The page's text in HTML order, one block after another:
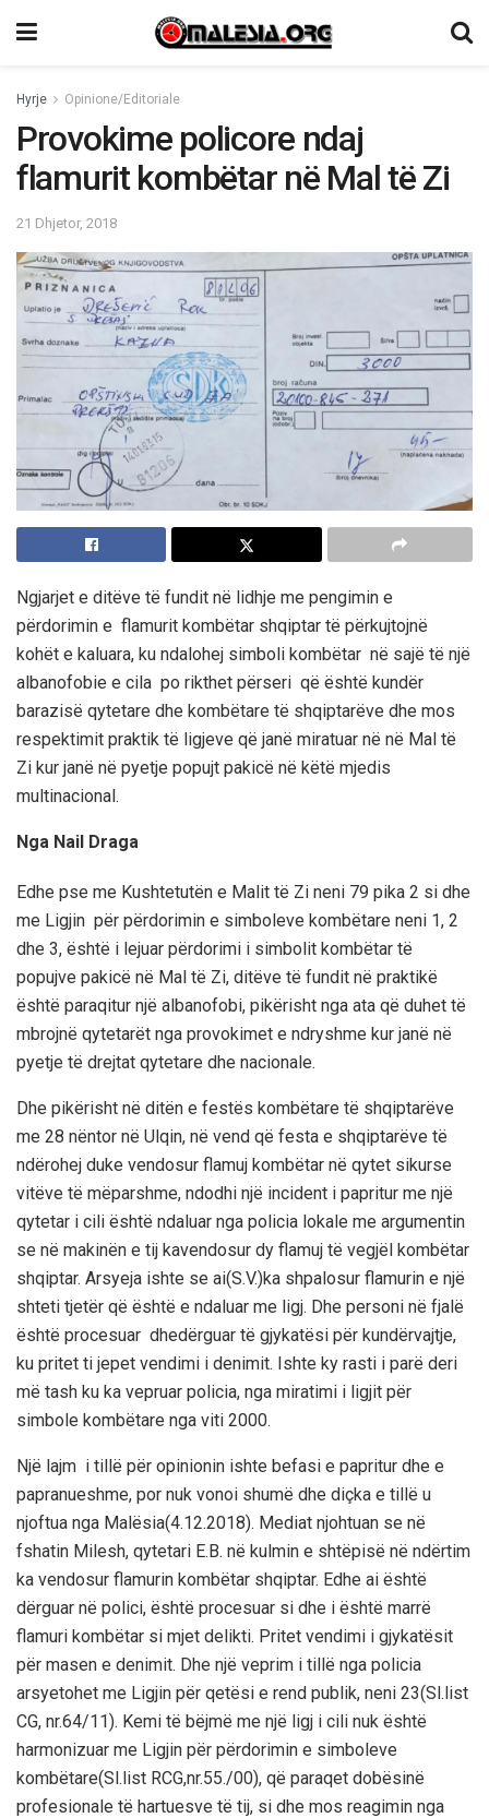
Hyrje Opinione/Editoriale
Provokime policore ndaj
flamurit kombëtar në Mal të Zi
21 Dhjetor, 2018
Ngjarjet e ditëve të fundit në lidhje me pengimin e
përdorimin e flamurit kombëtar shqiptar të përkujtojnë
kohët e kaluara, ku ndalohej simboli kombëtar në sajë të një
albanofobie e cila po rikthet përseri që është kundër
barazisë qytetare dhe kombëtare të shqiptarëve dhe mos
respektimit praktik të ligjeve që janë miratuar në në Mal të
Zi kur janë në pyetje popujt pakicë në këtë mjedis
multinacional.
Nga Nail Draga
Edhe pse me Kushtetutën e Malit të Zi neni 79 pika 2 si dhe
me Ligjin për përdorimin e simboleve kombëtare neni 1, 2
dhe 3, është i lejuar përdorimi i simbolit kombëtar të
popujve pakicë në Mal të Zi, ditëve të fundit në praktikë
është paraqitur një albanofobi, pikërisht nga ata që duhet të
mbrojnë qytetarët nga provokimet e ndryshme kur janë në
pyetje të drejtat qytetare dhe nacionale.
Dhe pikërisht në ditën e festës kombëtare të shqiptarëve
me 28 nëntor në Ulqin, në vend që festa e shqiptarëve të
ndërohej duke vendosur flamuj kombëtar në qytet sikurse
vitëve të mëparshme, ndodhi një incident i papritur me një
qytetar i cili është ndaluar nga policia lokale me argumentin
se në makinën e tij kavendosur dy flamuj të vegjël kombëtar
shqiptar. Arsyeja ishte se ai(S.V.)ka shpalosur flamurin e një
shteti tjetër që është e ndaluar me ligj. Dhe personi në fjalë
është procesuar dhedërguar të gjykatësi për kundërvajtje,
ku pritet ti jepet vendimi i denimit. Ishte ky rasti i parë deri
më tash ku ka vepruar policia, nga miratimi i ligjit për
simbole kombëtare nga viti 2000.
Një lajm i tillë për opinionin ishte befasi e papritur dhe e
papranueshme, por nuk vonoi shumë dhe diçka e tillë u
njoftua nga Malësia(4.12.2018). Mediat njohtuan se në
fshatin Milesh, qytetari E.B. në kulmin e shtëpisë në ndërtim
ka vendosur flamurin kombëtar shqiptar. Edhe ai është
dërguar në polici, është procesuar si dhe i është marrë
flamuri kombëtar si mjet delikti. Pritet vendimi i gjykatësit
për masen e denimit. Dhe një veprim i tillë nga policia
arsyetohet me Ligjin për qetësi e rend publik, neni 23(Sl.list
CG, nr.64/11). Kemi të bëjmë me një ligj i cili nuk është
harmonizuar me Ligjin për përdorimin e simboleve
kombëtare(Sl.list RCG,nr.55./00), që paraqet dobësinë
profesionale të hartuesve të tij, si dhe mos reagimin nga